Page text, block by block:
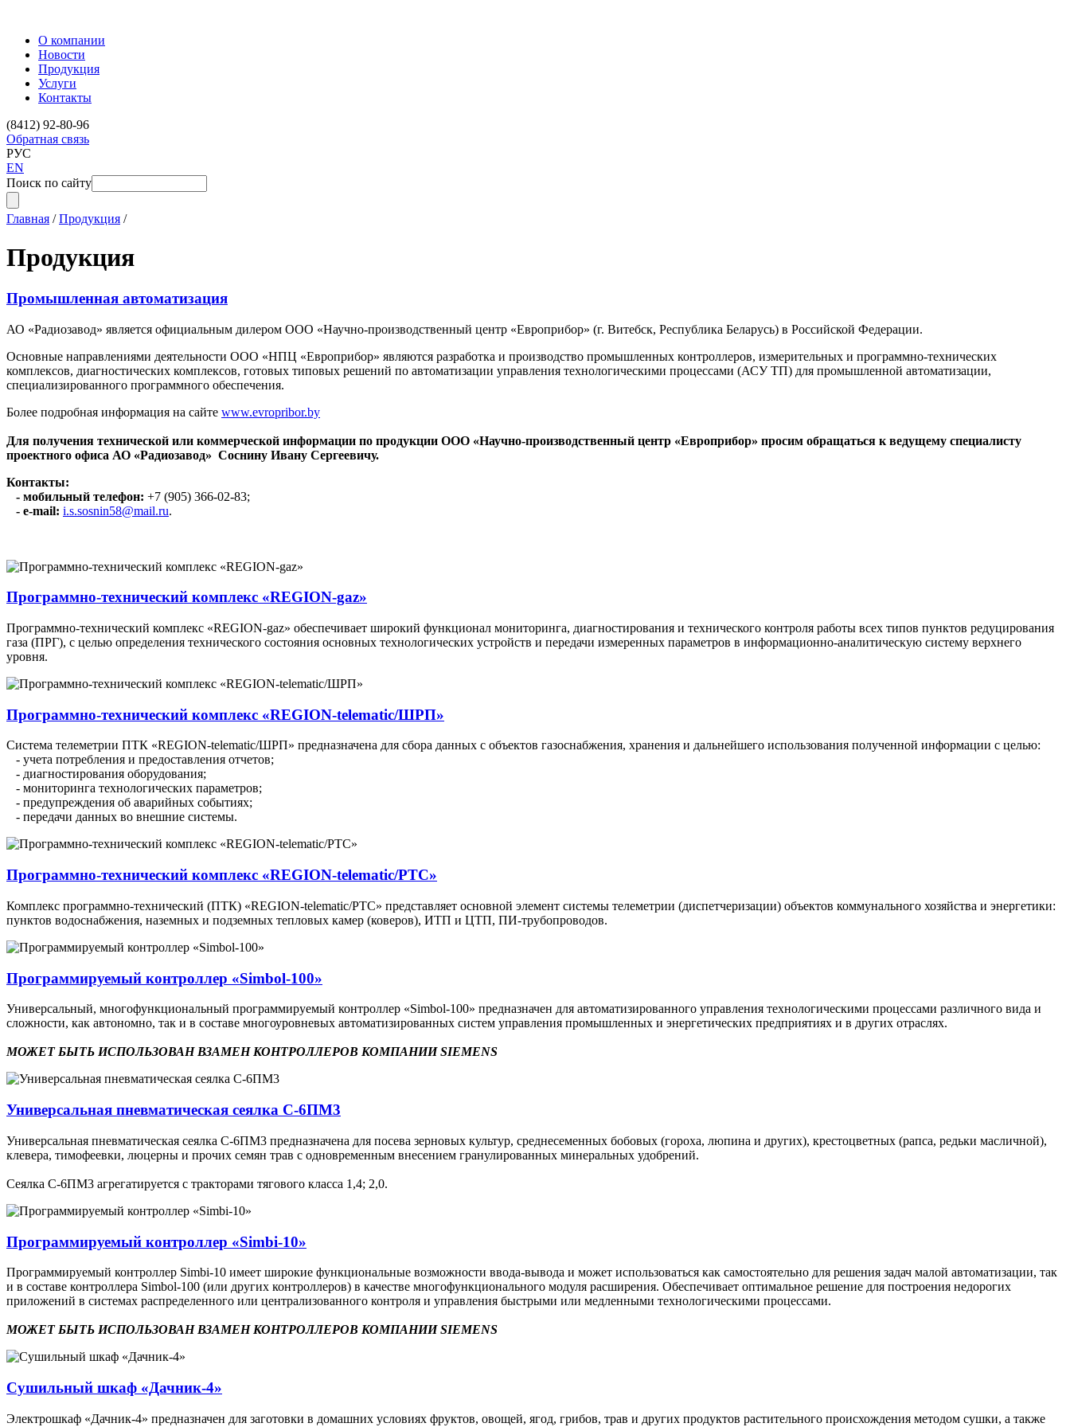
О компании
Новости
Продукция
Услуги
Контакты
(8412) 92-80-96
Обратная связь
РУС
EN
Поиск по сайту
Главная /Продукция /
Продукция
Промышленная автоматизация
АО «Радиозавод» является официальным дилером ООО «Научно-производственный центр «Европрибор» (г. Витебск, Республика Беларусь) в Российской Федерации.
Основные направлениями деятельности ООО «НПЦ «Европрибор» являются разработка и производство промышленных контроллеров, измерительных и программно-технических
комплексов, диагностических комплексов, готовых типовых решений по автоматизации управления технологическими процессами (АСУ ТП) для промышленной автоматизации,
специализированного программного обеспечения.
Более подробная информация на сайте www.evropribor.by
Для получения технической или коммерческой информации по продукции ООО «Научно-производственный центр «Европрибор» просим обращаться к ведущему специалисту
проектного офиса АО «Радиозавод» Соснину Ивану Сергеевичу.
Контакты:
- мобильный телефон: +7 (905) 366-02-83;
- e-mail: i.s.sosnin58@mail.ru.
Программно-технический комплекс «REGION-gaz»
Программно-технический комплекс «REGION-gaz» обеспечивает широкий функционал мониторинга, диагностирования и технического контроля работы всех типов пунктов редуцирования
газа (ПРГ), с целью определения технического состояния основных технологических устройств и передачи измеренных параметров в информационно-аналитическую систему верхнего
уровня.
Программно-технический комплекс «REGION-telematic/ШРП»
Система телеметрии ПТК «REGION-telematic/ШРП» предназначена для сбора данных с объектов газоснабжения, хранения и дальнейшего использования полученной информации с целью:
- учета потребления и предоставления отчетов;
- диагностирования оборудования;
- мониторинга технологических параметров;
- предупреждения об аварийных событиях;
- передачи данных во внешние системы.
Программно-технический комплекс «REGION-telematic/РТС»
Комплекс программно-технический (ПТК) «REGION-telematic/РТС» представляет основной элемент системы телеметрии (диспетчеризации) объектов коммунального хозяйства и энергетики:
пунктов водоснабжения, наземных и подземных тепловых камер (коверов), ИТП и ЦТП, ПИ-трубопроводов.
Программируемый контроллер «Simbol-100»
Универсальный, многофункциональный программируемый контроллер «Simbol-100» предназначен для автоматизированного управления технологическими процессами различного вида и
сложности, как автономно, так и в составе многоуровневых автоматизированных систем управления промышленных и энергетических предприятиях и в других отраслях.
МОЖЕТ БЫТЬ ИСПОЛЬЗОВАН ВЗАМЕН КОНТРОЛЛЕРОВ КОМПАНИИ SIEMENS
Универсальная пневматическая сеялка С-6ПМ3
Универсальная пневматическая сеялка С-6ПМ3 предназначена для посева зерновых культур, среднесеменных бобовых (гороха, люпина и других), крестоцветных (рапса, редьки масличной),
клевера, тимофеевки, люцерны и прочих семян трав с одновременным внесением гранулированных минеральных удобрений.
Сеялка С-6ПМ3 агрегатируется с тракторами тягового класса 1,4; 2,0.
Программируемый контроллер «Simbi-10»
Программируемый контроллер Simbi-10 имеет широкие функциональные возможности ввода-вывода и может использоваться как самостоятельно для решения задач малой автоматизации, так
и в составе контроллера Simbol-100 (или других контроллеров) в качестве многофункционального модуля расширения. Обеспечивает оптимальное решение для построения недорогих
приложений в системах распределенного или централизованного контроля и управления быстрыми или медленными технологическими процессами.
МОЖЕТ БЫТЬ ИСПОЛЬЗОВАН ВЗАМЕН КОНТРОЛЛЕРОВ КОМПАНИИ SIEMENS
Сушильный шкаф «Дачник-4»
Электрошкаф «Дачник-4» предназначен для заготовки в домашних условиях фруктов, овощей, ягод, грибов, трав и других продуктов растительного происхождения методом сушки, а также